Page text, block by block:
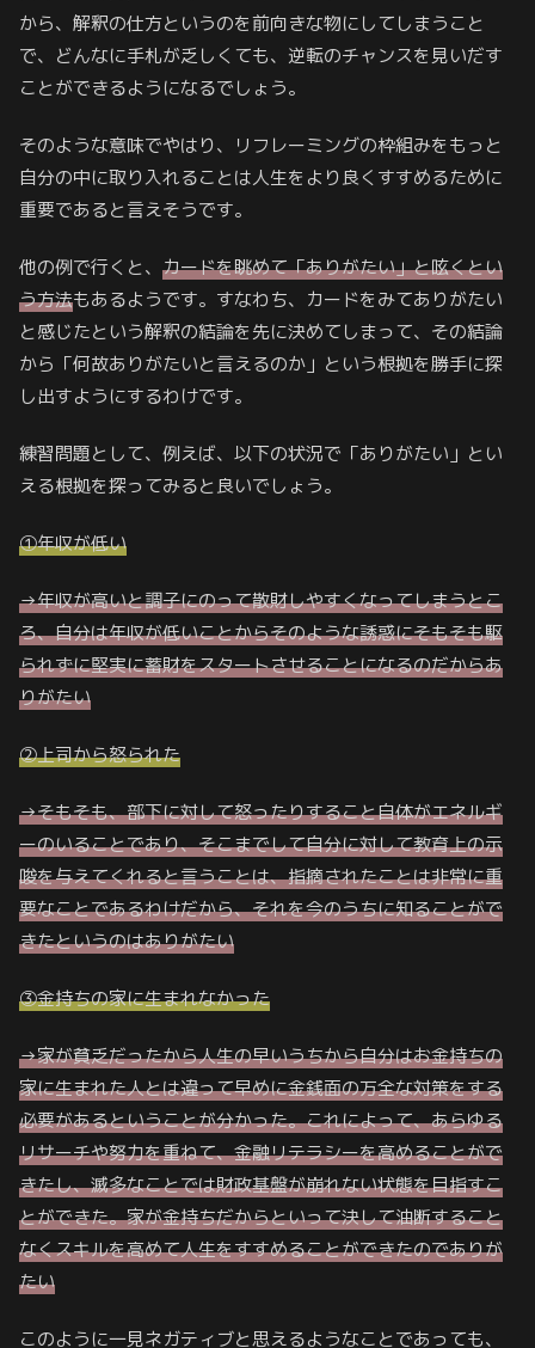
から、解釈の仕方というのを前向きな物にしてしまうこと
で、どんなに手札が乏しくても、逆転のチャンスを見いだす
ことができるようになるでしょう。
そのような意味でやはり、リフレーミングの枠組みをもっと
自分の中に取り入れることは人生をより良くすすめるために
重要であると言えそうです。
他の例で行くと、 カードを眺めて「ありがたい」と呟くとい
う方法もあるようです。すなわち、カードをみてありがたい
と感じたという解釈の結論を先に決めてしまって、その結論
から「何故ありがたいと言えるのか」という根拠を勝手に探
し出すようにするわけです。
練習問題として、例えば、以下の状況で「ありがたい」とい
える根拠を探ってみると良いでしょう。
①年収が低い
→年収が高いと調子にのって散財しやすくなってしまうとこ
ろ、自分は年収が低いことからそのような誘惑にそもそも駆
られずに堅実に蓄財をスタートさせることになるのだからあ
りがたい
②上司から怒られた
→そもそも、部下に対して怒ったりすること自体がエネルギ
ーのいることであり、そこまでして自分に対して教育上の示
唆を与えてくれると言うことは、指摘されたことは非常に重
要なことであるわけだから、それを今のうちに知ることがで
きたというのはありがたい
③金持ちの家に生まれなかった
→家が貧乏だったから人生の早いうちから自分はお金持ちの
家に生まれた人とは違って早めに金銭面の万全な対策をする
必要があるということが分かった。これによって、あらゆる
リサーチや努力を重ねて、金融リテラシーを高めることがで
きたし、滅多なことでは財政基盤が崩れない状態を目指すこ
とができた。家が金持ちだからといって決して油断すること
なくスキルを高めて人生をすすめることができたのでありが
たい
このように一見ネガティブと思えるようなことであっても、